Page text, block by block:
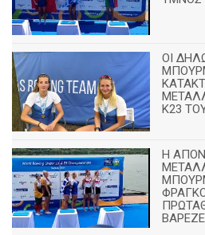
ΟΙ
Κ23
Η
ΒΑΡΕΖΕ